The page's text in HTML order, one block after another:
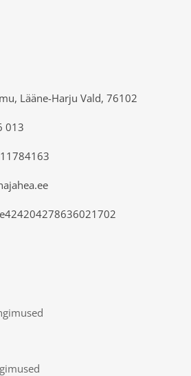
Lääne-Harju Vald, 76102
013